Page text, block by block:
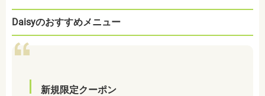
Daisyのおすすめメニュー
新規限定クーポン